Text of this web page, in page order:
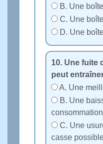
B. Une
C. Une
D. Une
10. Une fuite
peut
A. Une
B. Une
consommation
C. Une
casse